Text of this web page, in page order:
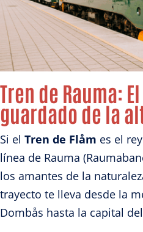
Tren de Rauma:
guardado de la
Si el Tren de Flåm es el
línea de Rauma
los amantes de la
trayecto te lleva desde la
Dombås hasta la capital